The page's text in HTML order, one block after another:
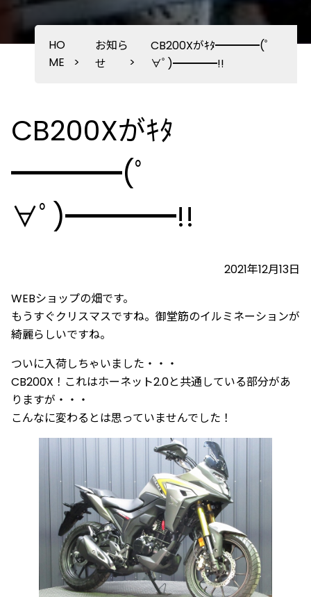
HO
ME
>
お知ら
せ
>
CB200Xがｷﾀ━━━━(ﾟ
∀ﾟ)━━━━!!
CB200Xがｷﾀ
━━━━(ﾟ
∀ﾟ)━━━━!!
2021年12月13日
WEBショップの畑です。
もうすぐクリスマスですね。御堂筋のイルミネーションが
綺麗らしいですね。
ついに入荷しちゃいました・・・
CB200X！これはホーネット2.0と共通している部分があ
りますが・・・
こんなに変わるとは思っていませんでした！